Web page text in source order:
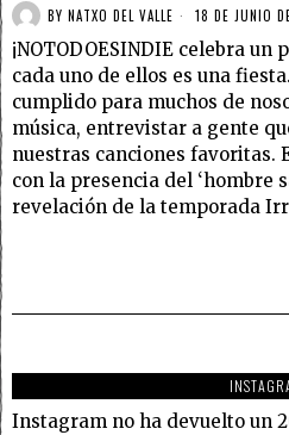
BY NATXO DEL VALLE 18 DE JUNIO
¡NOTODOESINDIE celebra un
cada uno de ellos es una
cumplido para muchos de
música, entrevistar a gente
nuestras canciones favoritas.
con la presencia del ‘hombre
revelación de la temporada
Instagram no ha devuelto un